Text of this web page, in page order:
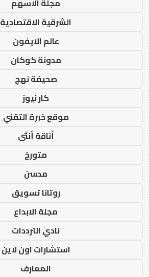
مجلة الاسهم
الشرقية الاقتصادية
عالم الايفون
مدونة كوكان
صحيفة نهج
كار نيوز
موقع خبرة التقني
أناقة أنثى
متورخ
مدسن
روتانا تسويق
مجلة الابداع
نادي الترددات
استشارات اون لاين
المعارف